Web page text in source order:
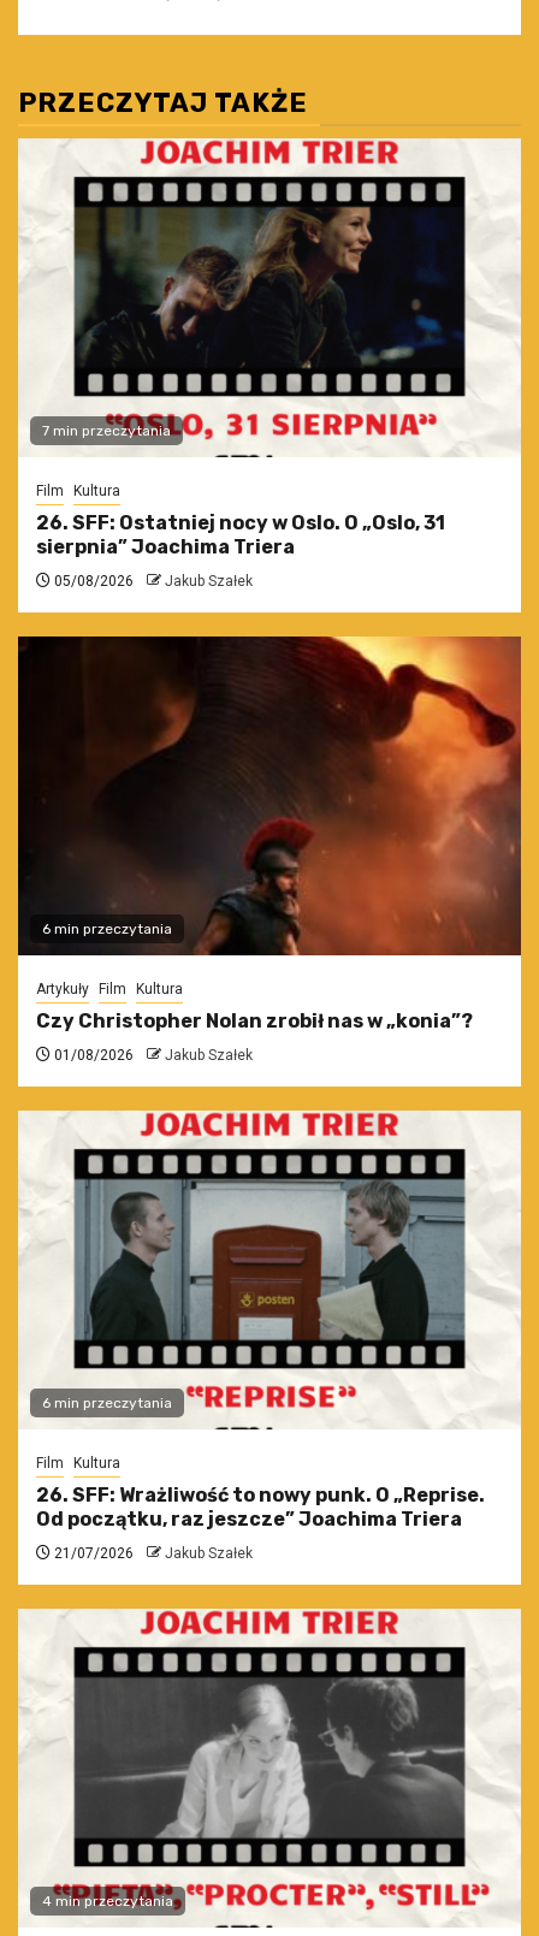
PRZECZYTAJ TAKŻE
7 min przeczytania
Film Kultura
26. SFF: Ostatniej nocy w Oslo. O „Oslo, 31
sierpnia” Joachima Triera
05/08/2026 Jakub Szałek
6 min przeczytania
Artykuły Film Kultura
Czy Christopher Nolan zrobił nas w „konia”?
01/08/2026 Jakub Szałek
6 min przeczytania
Film Kultura
26. SFF: Wrażliwość to nowy punk. O „Reprise.
Od początku, raz jeszcze” Joachima Triera
21/07/2026 Jakub Szałek
4 min przeczytania